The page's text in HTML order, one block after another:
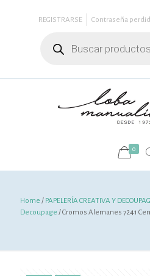
REGISTRARSE Contraseña
productos
0
Home / PAPELERÍA CREATIVA Y
Decoupage / Cromos Alemanes 7241